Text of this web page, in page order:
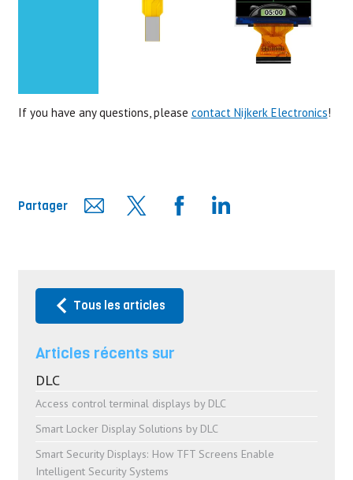
If you have any questions, please contact Nijkerk Electronics!
Partager
Tous les articles
Articles récents sur
DLC
Access control terminal displays by DLC
Smart Locker Display Solutions by DLC
Smart Security Displays: How TFT Screens Enable
Intelligent Security Systems